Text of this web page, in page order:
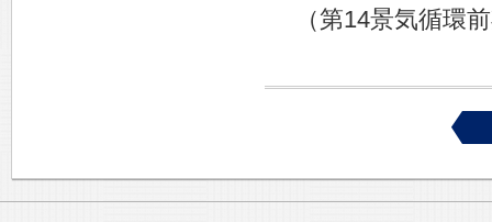
（第14景気循環